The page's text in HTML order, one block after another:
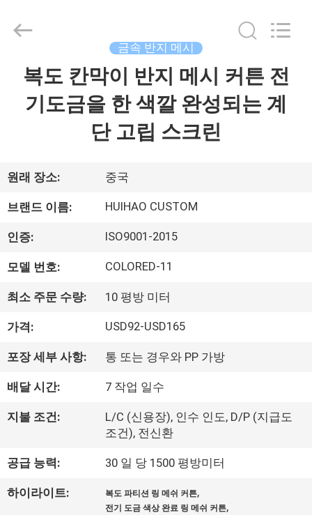
우
리
에
것
공
장
어
2026
Limited.
Reserved.
금속 반지 메시
복도 칸막이 반지 메시 커튼 전
기도금을 한 색깔 완성되는 계
단 고립 스크린
원래 장소: 중국
브랜드 이름: HUIHAO CUSTOM
인증: ISO9001-2015
모델 번호: COLORED-11
최소 주문 수량: 10 평방 미터
가격: USD92-USD165
포장 세부 사항: 통 또는 경우와 PP 가방
배달 시간: 7 작업 일수
지불 조건:
L/C (신용장), 인수 인도, D/P (지급도
조건), 전신환
공급 능력: 30 일 당 1500 평방미터
하이라이트: 복도 파티션 링 메쉬 커튼,
전기 도금 색상 완료 링 메쉬 커튼,